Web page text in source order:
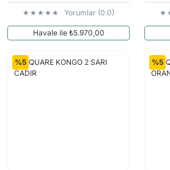
Yorumlar (0.0)
Havale ile ₺5.970,00
%5 %5